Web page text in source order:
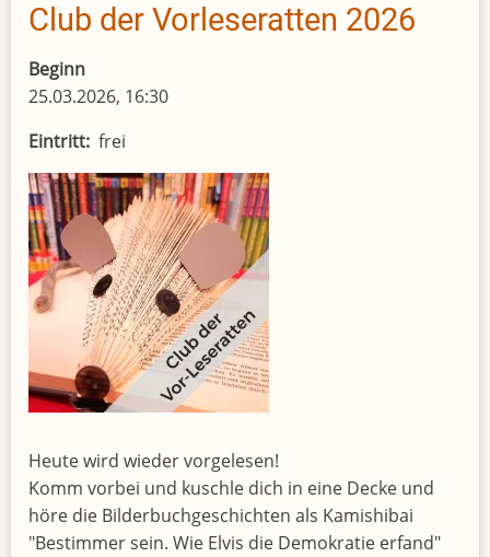
Club der Vorleseratten 2026
Beginn
25.03.2026, 16:30
Eintritt frei
Heute wird wieder vorgelesen!
Komm vorbei und kuschle dich in eine Decke und
höre die Bilderbuchgeschichten als Kamishibai
"Bestimmer sein. Wie Elvis die Demokratie erfand"